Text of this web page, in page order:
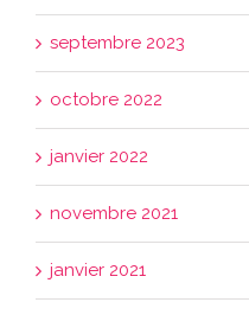
septembre 2023
octobre 2022
janvier 2022
novembre 2021
janvier 2021